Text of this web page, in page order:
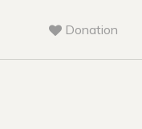
Donation